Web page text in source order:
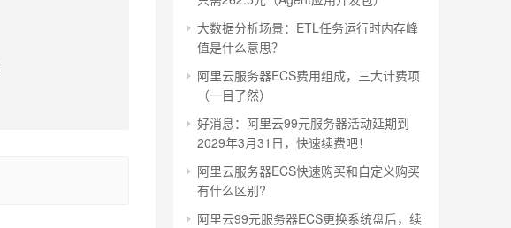
大数据分析场景：ETL任务运行时内存峰
值是什么意思？
阿里云服务器ECS费用组成，三大计费项
（一目了然）
好消息：阿里云99元服务器活动延期到
2029年3月31日，快速续费吧！
阿里云服务器ECS快速购买和自定义购买
有什么区别?
阿里云99元服务器ECS更换系统盘后，续